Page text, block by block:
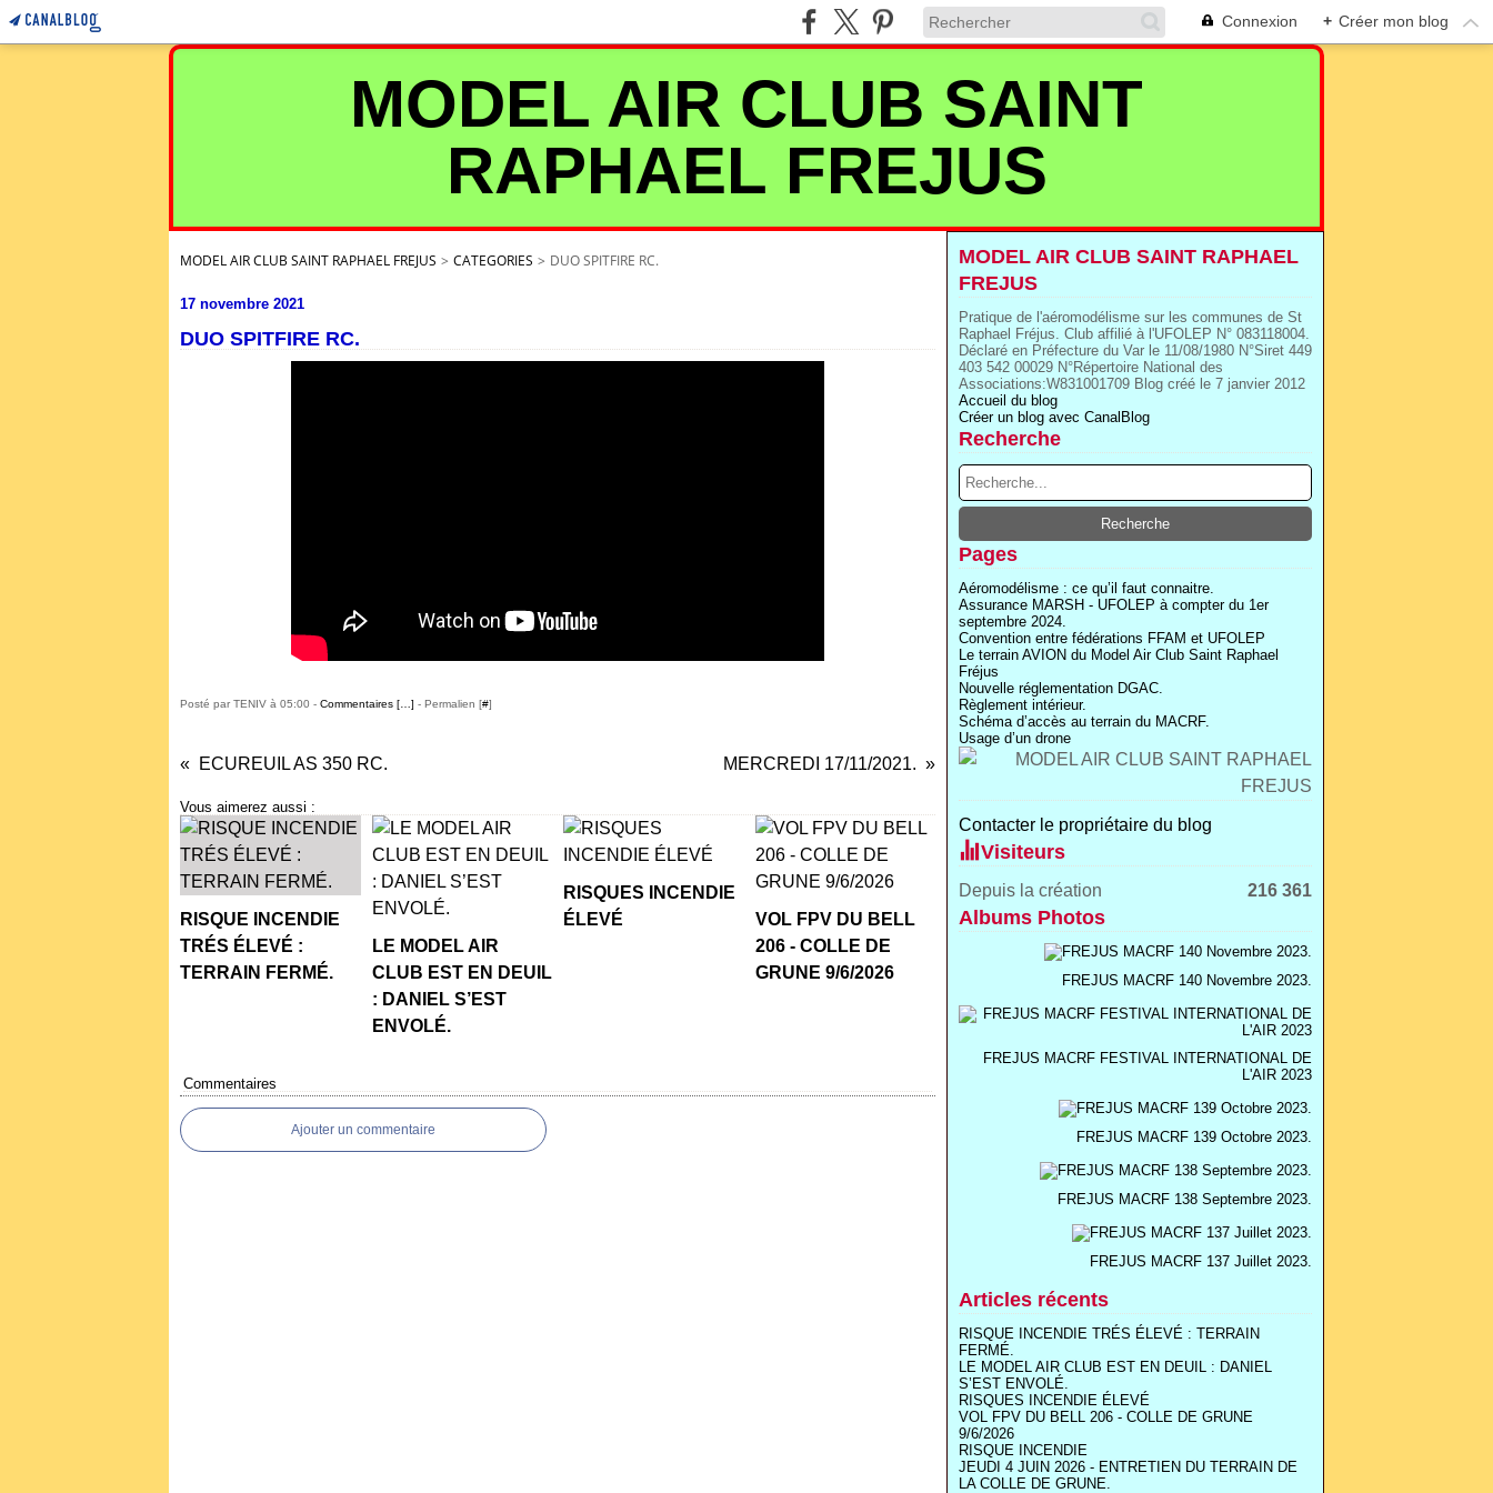
Connexion + Créer mon blog
MODEL AIR CLUB SAINT
RAPHAEL FREJUS
MODEL AIR CLUB SAINT RAPHAEL FREJUS > CATEGORIES > DUO SPITFIRE RC.
17 novembre 2021
DUO SPITFIRE RC.
Posté par TENIV à 05:00 - Commentaires [ ] - Permalien [#]
ECUREUIL AS 350 RC. MERCREDI 17/11/2021.
Vous aimerez aussi :
RISQUE INCENDIE
TRÉS ÉLEVÉ :
TERRAIN FERMÉ.
LE MODEL AIR
CLUB EST EN DEUIL
: DANIEL S’EST
ENVOLÉ.
RISQUES INCENDIE
ÉLEVÉ
VOL FPV DU BELL
206 - COLLE DE
GRUNE 9/6/2026
Commentaires
Ajouter un commentaire
MODEL AIR CLUB SAINT RAPHAEL
FREJUS
Pratique de l'aéromodélisme sur les communes de St
Raphael Fréjus. Club affilié à l'UFOLEP N° 083118004.
Déclaré en Préfecture du Var le 11/08/1980 N°Siret 449
403 542 00029 N°Répertoire National des
Associations:W831001709 Blog créé le 7 janvier 2012
Accueil du blog
Créer un blog avec CanalBlog
Recherche
Pages
Aéromodélisme : ce qu’il faut connaitre.
Assurance MARSH - UFOLEP à compter du 1er
septembre 2024.
Convention entre fédérations FFAM et UFOLEP
Le terrain AVION du Model Air Club Saint Raphael
Fréjus
Nouvelle réglementation DGAC.
Règlement intérieur.
Schéma d’accès au terrain du MACRF.
Usage d’un drone
Contacter le propriétaire du blog
Visiteurs
Depuis la création 216 361
Albums Photos
FREJUS MACRF 140 Novembre 2023.
FREJUS MACRF FESTIVAL INTERNATIONAL DE
L'AIR 2023
FREJUS MACRF 139 Octobre 2023.
FREJUS MACRF 138 Septembre 2023.
FREJUS MACRF 137 Juillet 2023.
Articles récents
RISQUE INCENDIE TRÉS ÉLEVÉ : TERRAIN
FERMÉ.
LE MODEL AIR CLUB EST EN DEUIL : DANIEL
S’EST ENVOLÉ.
RISQUES INCENDIE ÉLEVÉ
VOL FPV DU BELL 206 - COLLE DE GRUNE
9/6/2026
RISQUE INCENDIE
JEUDI 4 JUIN 2026 - ENTRETIEN DU TERRAIN DE
LA COLLE DE GRUNE.